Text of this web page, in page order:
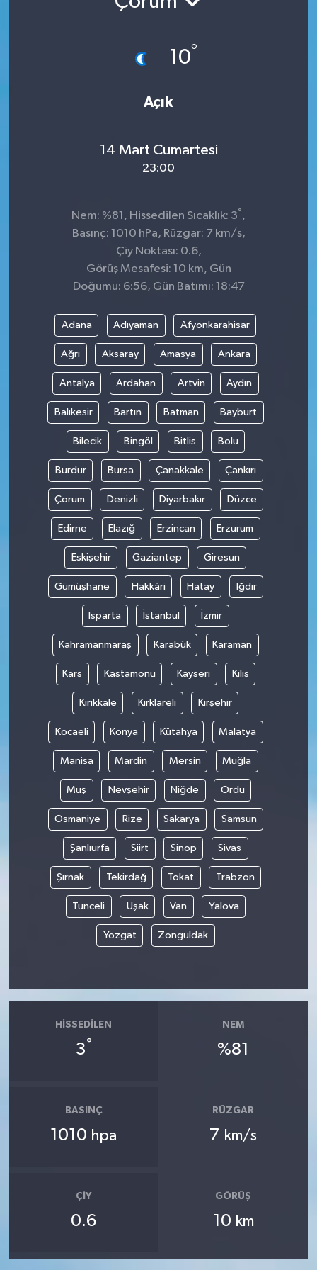
10°
Açık
14 Mart Cumartesi
23:00
Nem: %81, Hissedilen Sıcaklık: 3° ,
Basınç: 1010 hPa, Rüzgar: 7 km/s,
Çiy Noktası: 0.6,
Görüş Mesafesi: 10 km, Gün
Doğumu: 6:56, Gün Batımı: 18:47
Adana Adıyaman Afyonkarahisar
Ağrı Aksaray Amasya Ankara
Antalya Ardahan Artvin Aydın
Balıkesir Bartın Batman Bayburt
Bilecik Bingöl Bitlis Bolu
Burdur Bursa Çanakkale Çankırı
Çorum Denizli Diyarbakır Düzce
Edirne Elazığ Erzincan Erzurum
Eskişehir Gaziantep Giresun
Gümüşhane Hakkâri Hatay Iğdır
Isparta İstanbul İzmir
Kahramanmaraş Karabük Karaman
Kars Kastamonu Kayseri Kilis
Kırıkkale Kırklareli Kırşehir
Kocaeli Konya Kütahya Malatya
Manisa Mardin Mersin Muğla
Muş Nevşehir Niğde Ordu
Osmaniye Rize Sakarya Samsun
Şanlıurfa Siirt Sinop Sivas
Şırnak Tekirdağ Tokat Trabzon
Tunceli Uşak Van Yalova
Yozgat Zonguldak
HISSEDILEN
3°
NEM
%81
BASINÇ
1010 hpa
RÜZGAR
7 km/s
ÇIY
0.6
GÖRÜŞ
10 km